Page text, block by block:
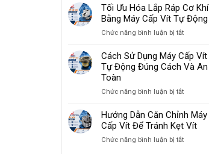
Tốc
Độ
Pháp
Máy
Cấp
Vít
Ngành
Sản
Tối Ưu Hóa Lắp Ráp Cơ Khí
Bằng Máy Cấp Vít Tự Động
Chức năng bình luận bị tắtở
Ưu
Hóa
Cơ
Bằng
Máy
Cách Sử Dụng Máy Cấp Vít
Tự Động Đúng Cách Và An
Toàn
Chức năng bình luận bị tắtở
Sử
Dụng
Cấp
Hướng Dẫn Căn Chỉnh Máy
Cấp Vít Để Tránh Kẹt Vít
Chức năng bình luận bị tắtở